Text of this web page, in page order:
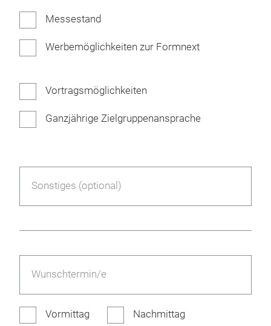
Messestand
Werbemöglichkeiten zur Formnext
Vortragsmöglichkeiten
Ganzjährige Zielgruppenansprache
Sonstiges (optional)
Wunschtermin/e
Vormittag Nachmittag